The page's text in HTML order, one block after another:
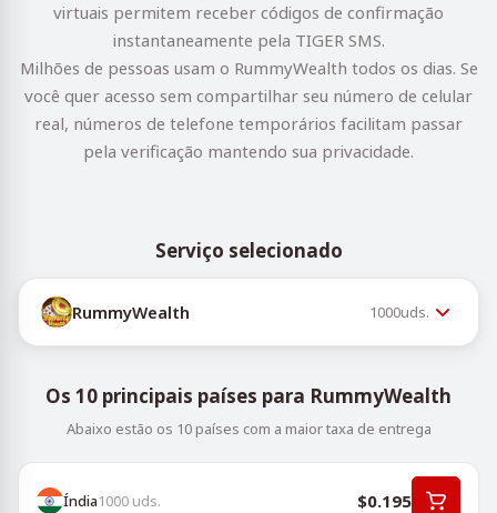
virtuais permitem receber códigos de confirmação
instantaneamente pela TIGER SMS.
Milhões de pessoas usam o RummyWealth todos os dias. Se
você quer acesso sem compartilhar seu número de celular
real, números de telefone temporários facilitam passar
pela verificação mantendo sua privacidade.
Serviço selecionado
RummyWealth 1000uds.
Os 10 principais países para RummyWealth
Abaixo estão os 10 países com a maior taxa de entrega
Índia1000 uds. $0.195